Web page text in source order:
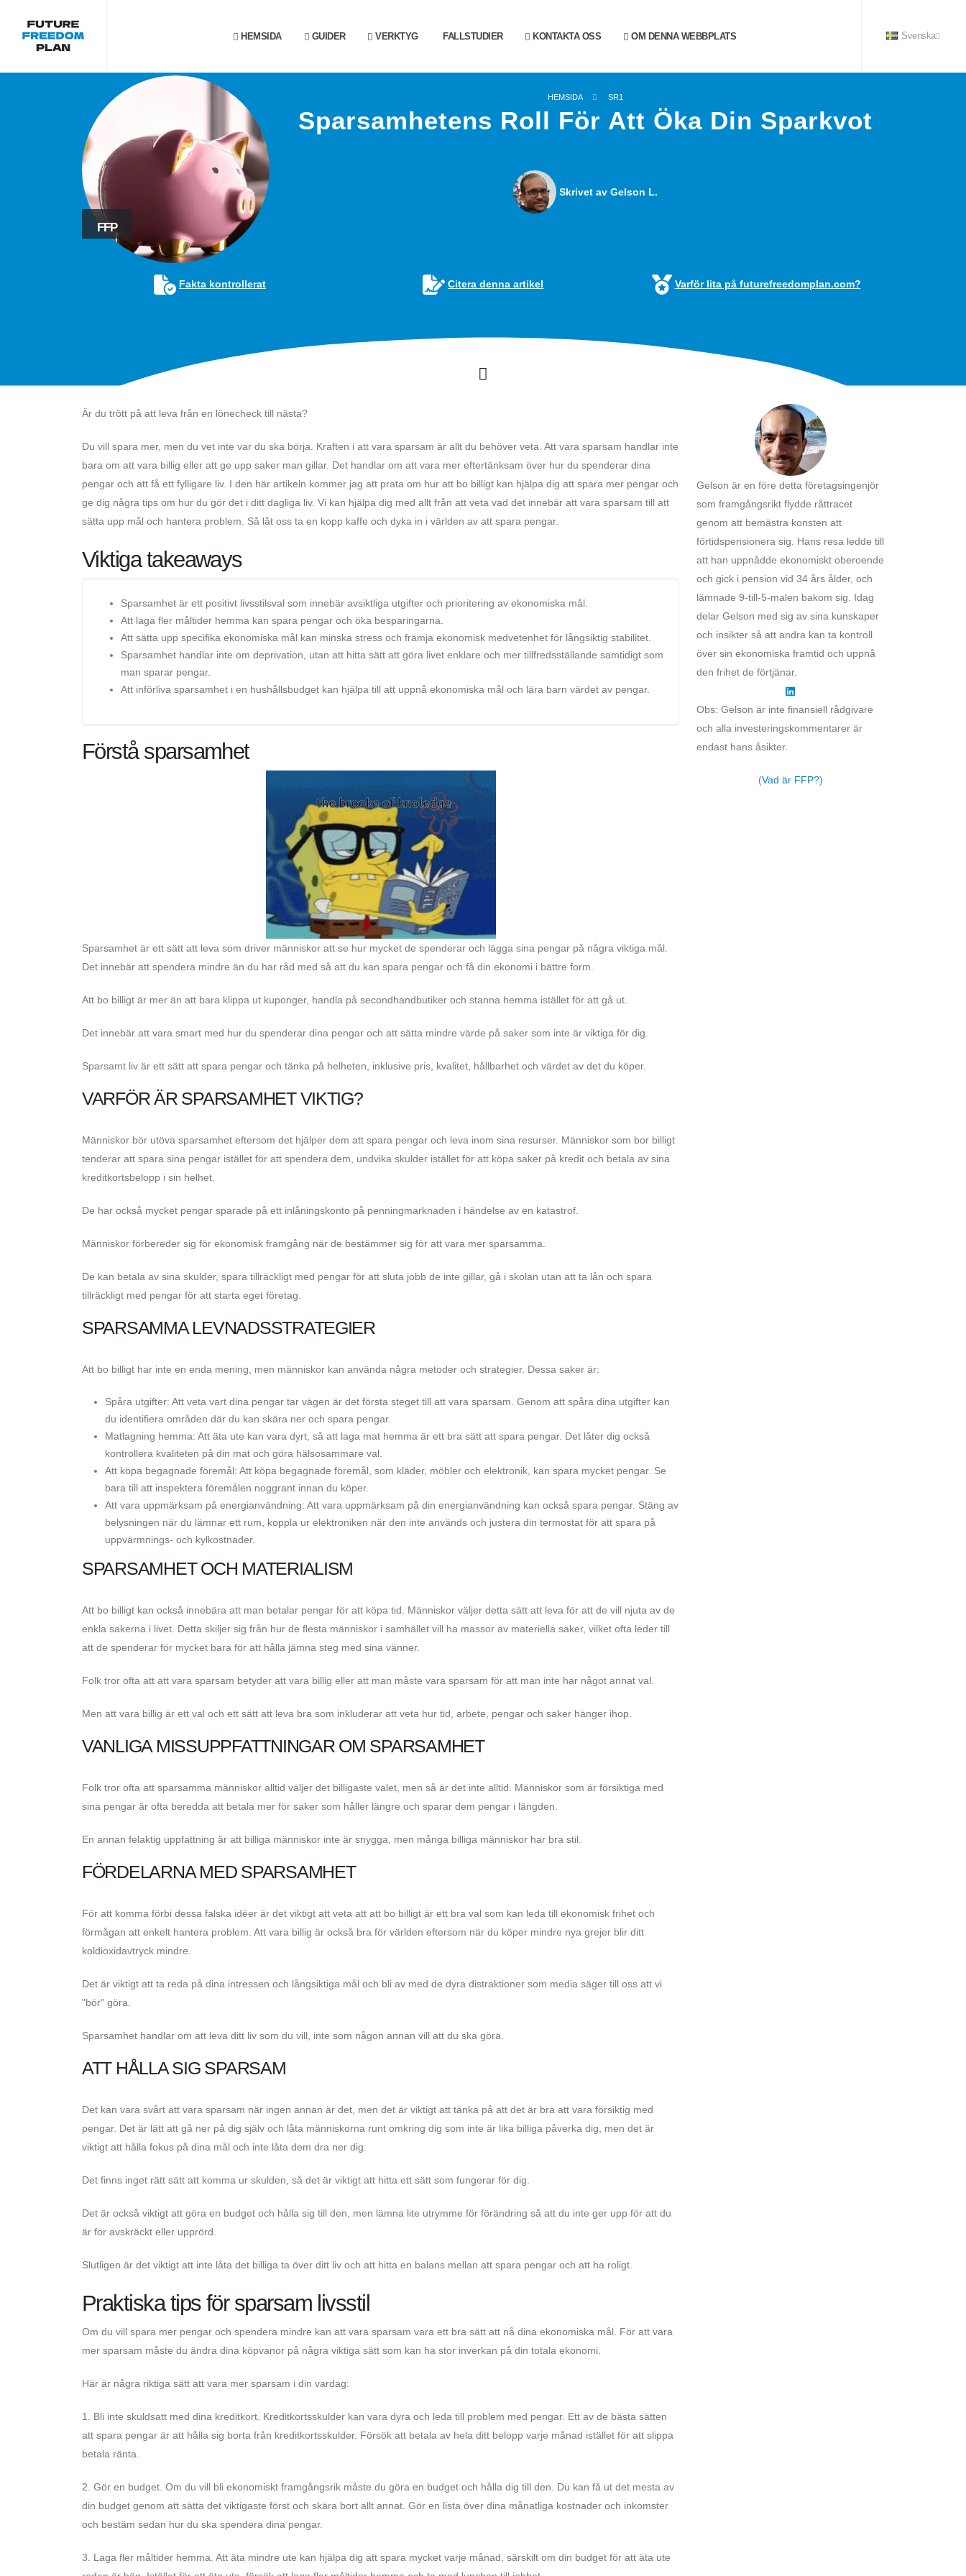
HEMSIDA GUIDER VERKTYG FALLSTUDIER KONTAKTA OSS OM DENNA WEBBPLATS Svenska
FFP
HEMSIDA SR1
Sparsamhetens Roll För Att Öka Din Sparkvot
Skrivet av Gelson L.
Fakta kontrollerat Citera denna artikel Varför lita på futurefreedomplan.com?
Är du trött på att leva från en lönecheck till nästa?
Du vill spara mer, men du vet inte var du ska börja. Kraften i att vara sparsam är allt du behöver veta. Att vara sparsam handlar inte
bara om att vara billig eller att ge upp saker man gillar. Det handlar om att vara mer eftertänksam över hur du spenderar dina
pengar och att få ett fylligare liv. I den här artikeln kommer jag att prata om hur att bo billigt kan hjälpa dig att spara mer pengar och
ge dig några tips om hur du gör det i ditt dagliga liv. Vi kan hjälpa dig med allt från att veta vad det innebär att vara sparsam till att
sätta upp mål och hantera problem. Så låt oss ta en kopp kaffe och dyka in i världen av att spara pengar.
Viktiga takeaways
Sparsamhet är ett positivt livsstilsval som innebär avsiktliga utgifter och prioritering av ekonomiska mål.
Att laga fler måltider hemma kan spara pengar och öka besparingarna.
Att sätta upp specifika ekonomiska mål kan minska stress och främja ekonomisk medvetenhet för långsiktig stabilitet.
Sparsamhet handlar inte om deprivation, utan att hitta sätt att göra livet enklare och mer tillfredsställande samtidigt som
man sparar pengar.
Att införliva sparsamhet i en hushållsbudget kan hjälpa till att uppnå ekonomiska mål och lära barn värdet av pengar.
Förstå sparsamhet
Sparsamhet är ett sätt att leva som driver människor att se hur mycket de spenderar och lägga sina pengar på några viktiga mål.
Det innebär att spendera mindre än du har råd med så att du kan spara pengar och få din ekonomi i bättre form.
Att bo billigt är mer än att bara klippa ut kuponger, handla på secondhandbutiker och stanna hemma istället för att gå ut.
Det innebär att vara smart med hur du spenderar dina pengar och att sätta mindre värde på saker som inte är viktiga för dig.
Sparsamt liv är ett sätt att spara pengar och tänka på helheten, inklusive pris, kvalitet, hållbarhet och värdet av det du köper.
VARFÖR ÄR SPARSAMHET VIKTIG?
Människor bör utöva sparsamhet eftersom det hjälper dem att spara pengar och leva inom sina resurser. Människor som bor billigt
tenderar att spara sina pengar istället för att spendera dem, undvika skulder istället för att köpa saker på kredit och betala av sina
kreditkortsbelopp i sin helhet.
De har också mycket pengar sparade på ett inlåningskonto på penningmarknaden i händelse av en katastrof.
Människor förbereder sig för ekonomisk framgång när de bestämmer sig för att vara mer sparsamma.
De kan betala av sina skulder, spara tillräckligt med pengar för att sluta jobb de inte gillar, gå i skolan utan att ta lån och spara
tillräckligt med pengar för att starta eget företag.
SPARSAMMA LEVNADSSTRATEGIER
Att bo billigt har inte en enda mening, men människor kan använda några metoder och strategier. Dessa saker är:
Spåra utgifter: Att veta vart dina pengar tar vägen är det första steget till att vara sparsam. Genom att spåra dina utgifter kan
du identifiera områden där du kan skära ner och spara pengar.
Matlagning hemma: Att äta ute kan vara dyrt, så att laga mat hemma är ett bra sätt att spara pengar. Det låter dig också
kontrollera kvaliteten på din mat och göra hälsosammare val.
Att köpa begagnade föremål: Att köpa begagnade föremål, som kläder, möbler och elektronik, kan spara mycket pengar. Se
bara till att inspektera föremålen noggrant innan du köper.
Att vara uppmärksam på energianvändning: Att vara uppmärksam på din energianvändning kan också spara pengar. Stäng av
belysningen när du lämnar ett rum, koppla ur elektroniken när den inte används och justera din termostat för att spara på
uppvärmnings- och kylkostnader.
SPARSAMHET OCH MATERIALISM
Att bo billigt kan också innebära att man betalar pengar för att köpa tid. Människor väljer detta sätt att leva för att de vill njuta av de
enkla sakerna i livet. Detta skiljer sig från hur de flesta människor i samhället vill ha massor av materiella saker, vilket ofta leder till
att de spenderar för mycket bara för att hålla jämna steg med sina vänner.
Folk tror ofta att att vara sparsam betyder att vara billig eller att man måste vara sparsam för att man inte har något annat val.
Men att vara billig är ett val och ett sätt att leva bra som inkluderar att veta hur tid, arbete, pengar och saker hänger ihop.
VANLIGA MISSUPPFATTNINGAR OM SPARSAMHET
Folk tror ofta att sparsamma människor alltid väljer det billigaste valet, men så är det inte alltid. Människor som är försiktiga med
sina pengar är ofta beredda att betala mer för saker som håller längre och sparar dem pengar i längden.
En annan felaktig uppfattning är att billiga människor inte är snygga, men många billiga människor har bra stil.
FÖRDELARNA MED SPARSAMHET
För att komma förbi dessa falska idéer är det viktigt att veta att att bo billigt är ett bra val som kan leda till ekonomisk frihet och
förmågan att enkelt hantera problem. Att vara billig är också bra för världen eftersom när du köper mindre nya grejer blir ditt
koldioxidavtryck mindre.
Det är viktigt att ta reda på dina intressen och långsiktiga mål och bli av med de dyra distraktioner som media säger till oss att vi
"bör" göra.
Sparsamhet handlar om att leva ditt liv som du vill, inte som någon annan vill att du ska göra.
ATT HÅLLA SIG SPARSAM
Det kan vara svårt att vara sparsam när ingen annan är det, men det är viktigt att tänka på att det är bra att vara försiktig med
pengar. Det är lätt att gå ner på dig själv och låta människorna runt omkring dig som inte är lika billiga påverka dig, men det är
viktigt att hålla fokus på dina mål och inte låta dem dra ner dig.
Det finns inget rätt sätt att komma ur skulden, så det är viktigt att hitta ett sätt som fungerar för dig.
Det är också viktigt att göra en budget och hålla sig till den, men lämna lite utrymme för förändring så att du inte ger upp för att du
är för avskräckt eller upprörd.
Slutligen är det viktigt att inte låta det billiga ta över ditt liv och att hitta en balans mellan att spara pengar och att ha roligt.
Praktiska tips för sparsam livsstil
Om du vill spara mer pengar och spendera mindre kan att vara sparsam vara ett bra sätt att nå dina ekonomiska mål. För att vara
mer sparsam måste du ändra dina köpvanor på några viktiga sätt som kan ha stor inverkan på din totala ekonomi.
Här är några riktiga sätt att vara mer sparsam i din vardag:
1. Bli inte skuldsatt med dina kreditkort. Kreditkortsskulder kan vara dyra och leda till problem med pengar. Ett av de bästa sätten
att spara pengar är att hålla sig borta från kreditkortsskulder. Försök att betala av hela ditt belopp varje månad istället för att slippa
betala ränta.
2. Gör en budget. Om du vill bli ekonomiskt framgångsrik måste du göra en budget och hålla dig till den. Du kan få ut det mesta av
din budget genom att sätta det viktigaste först och skära bort allt annat. Gör en lista över dina månatliga kostnader och inkomster
och bestäm sedan hur du ska spendera dina pengar.
3. Laga fler måltider hemma. Att äta mindre ute kan hjälpa dig att spara mycket varje månad, särskilt om din budget för att äta ute
Gelson är en före detta företagsingenjör
som framgångsrikt flydde råttracet
genom att bemästra konsten att
förtidspensionera sig. Hans resa ledde till
att han uppnådde ekonomiskt oberoende
och gick i pension vid 34 års ålder, och
lämnade 9-till-5-malen bakom sig. Idag
delar Gelson med sig av sina kunskaper
och insikter så att andra kan ta kontroll
över sin ekonomiska framtid och uppnå
den frihet de förtjänar.
Obs: Gelson är inte finansiell rådgivare
och alla investeringskommentarer är
endast hans åsikter.
(Vad är FFP?)